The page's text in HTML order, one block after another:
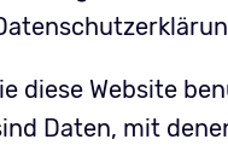
diese Website
Daten, mit